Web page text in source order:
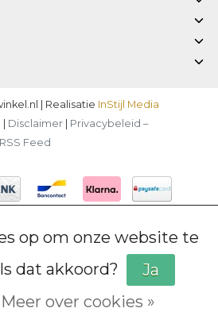
| Realisatie InStijl Media
Disclaimer
Privacybeleid –
RSS Feed
op om onze website te
dat akkoord?
Ja
Meer over cookies »